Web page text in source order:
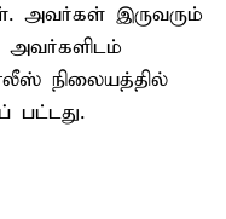
அவர்கள் இருவரும்
நிலையத்தில்
பட்டது.